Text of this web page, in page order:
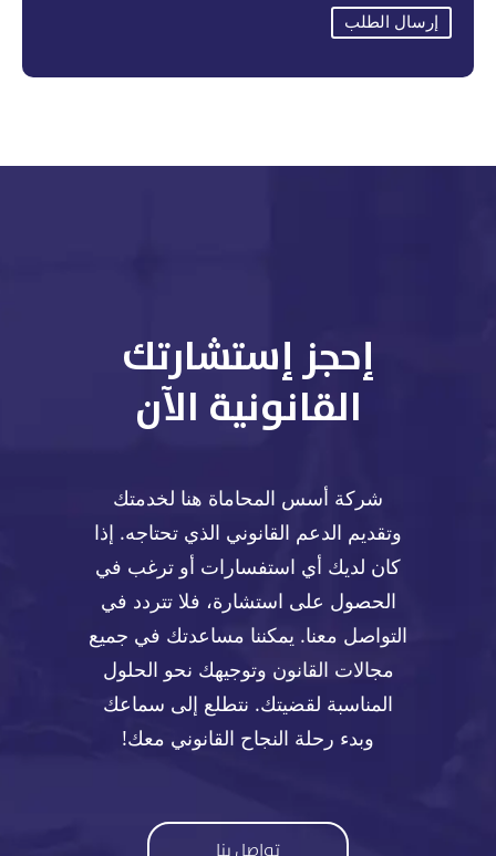
إرسال الطلب
إحجز إستشارتك
القانونية الآن
شركة أسس المحاماة هنا لخدمتك
وتقديم الدعم القانوني الذي تحتاجه. إذا
كان لديك أي استفسارات أو ترغب في
الحصول على استشارة، فلا تتردد في
التواصل معنا. يمكننا مساعدتك في جميع
مجالات القانون وتوجيهك نحو الحلول
المناسبة لقضيتك. نتطلع إلى سماعك
وبدء رحلة النجاح القانوني معك!
تواصل بنا